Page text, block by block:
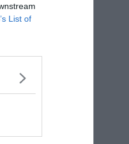
List of